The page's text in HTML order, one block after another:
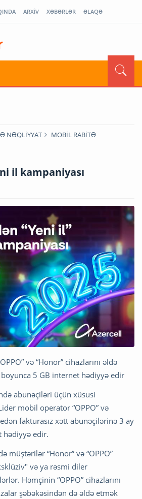
ARXİV XƏBƏRLƏR ƏLAQƏ
NƏQLİYYAT MOBİL RABİTƏ
il kampaniyası
və “Honor” cihazlarını əldə
5 GB internet hədiyyə edir
abunəçiləri üçün xüsusi
mobil operator “OPPO” və
fakturasız xətt abunəçilərinə 3 ay
hədiyyə edir.
müştərilər “Honor” və “OPPO”
və ya rəsmi diler
Həmçinin “OPPO” cihazlarını
şəbəkəsindən də əldə etmək